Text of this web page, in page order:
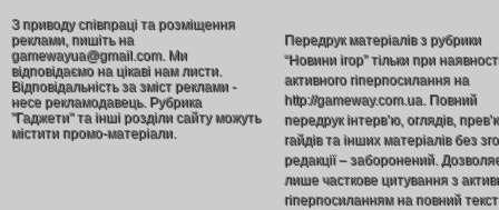
З приводу співпраці та розміщення
реклами, пишіть на
gamewayua@gmail.com. Ми
відповідаємо на цікаві нам листи.
Відповідальність за зміст реклами -
несе рекламодавець. Рубрика
"Гаджети" та інші розділи сайту можуть
містити промо-матеріали.
Передрук матеріалів з рубрики
“Новини ігор” тільки при
активного гіперпосилання на
http://gameway.com.ua. Повний
передрук інтерв’ю, оглядів,
гайдів та інших матеріалів без
редакції – заборонений.
лише часткове цитування з
гіперпосиланням на повний текст